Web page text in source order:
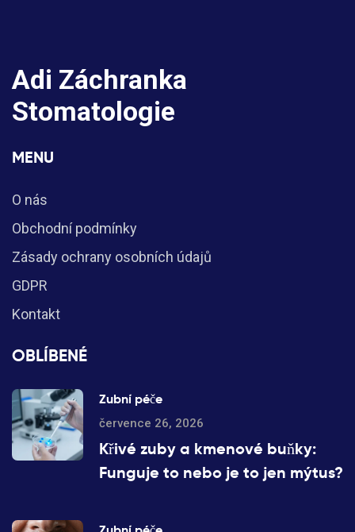
Adi Záchranka
Stomatologie
MENU
O nás
Obchodní podmínky
Zásady ochrany osobních údajů
GDPR
Kontakt
OBLÍBENÉ
Zubní péče
července 26, 2026
Křivé zuby a kmenové buňky:
Funguje to nebo je to jen mýtus?